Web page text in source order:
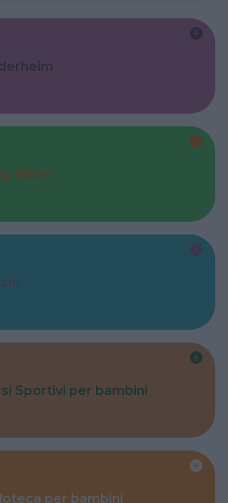
Sitter
Sportivi per bambini
per bambini